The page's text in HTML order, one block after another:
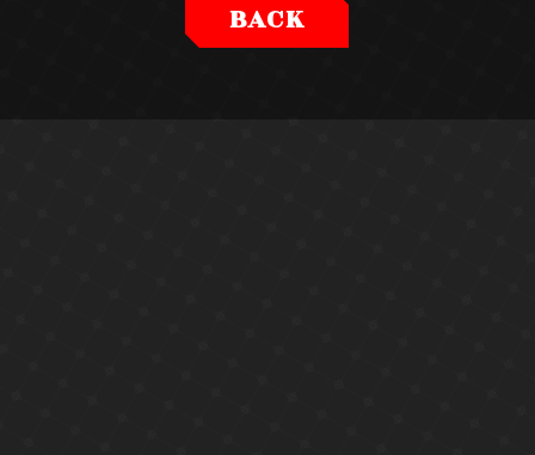
BACK